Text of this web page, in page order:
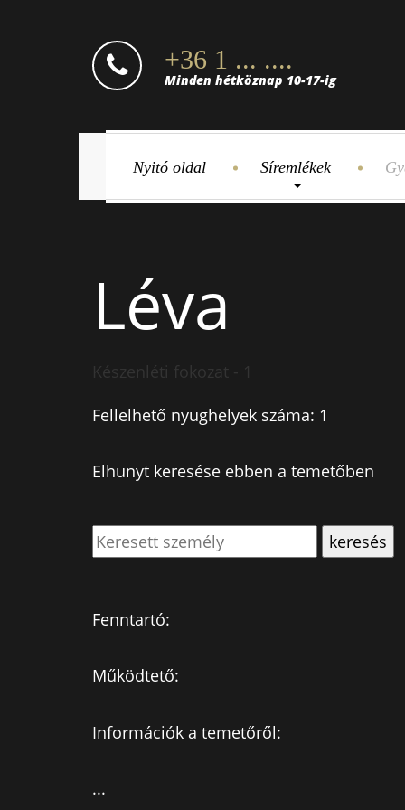
+36 1 ... ....
Minden hétköznap 10-17-ig
Nyitó oldal Síremlékek
Léva
Készenléti fokozat - 1
Fellelhető nyughelyek száma: 1
Elhunyt keresése ebben a temetőben
Fenntartó:
Működtető:
Információk a temetőről:
...